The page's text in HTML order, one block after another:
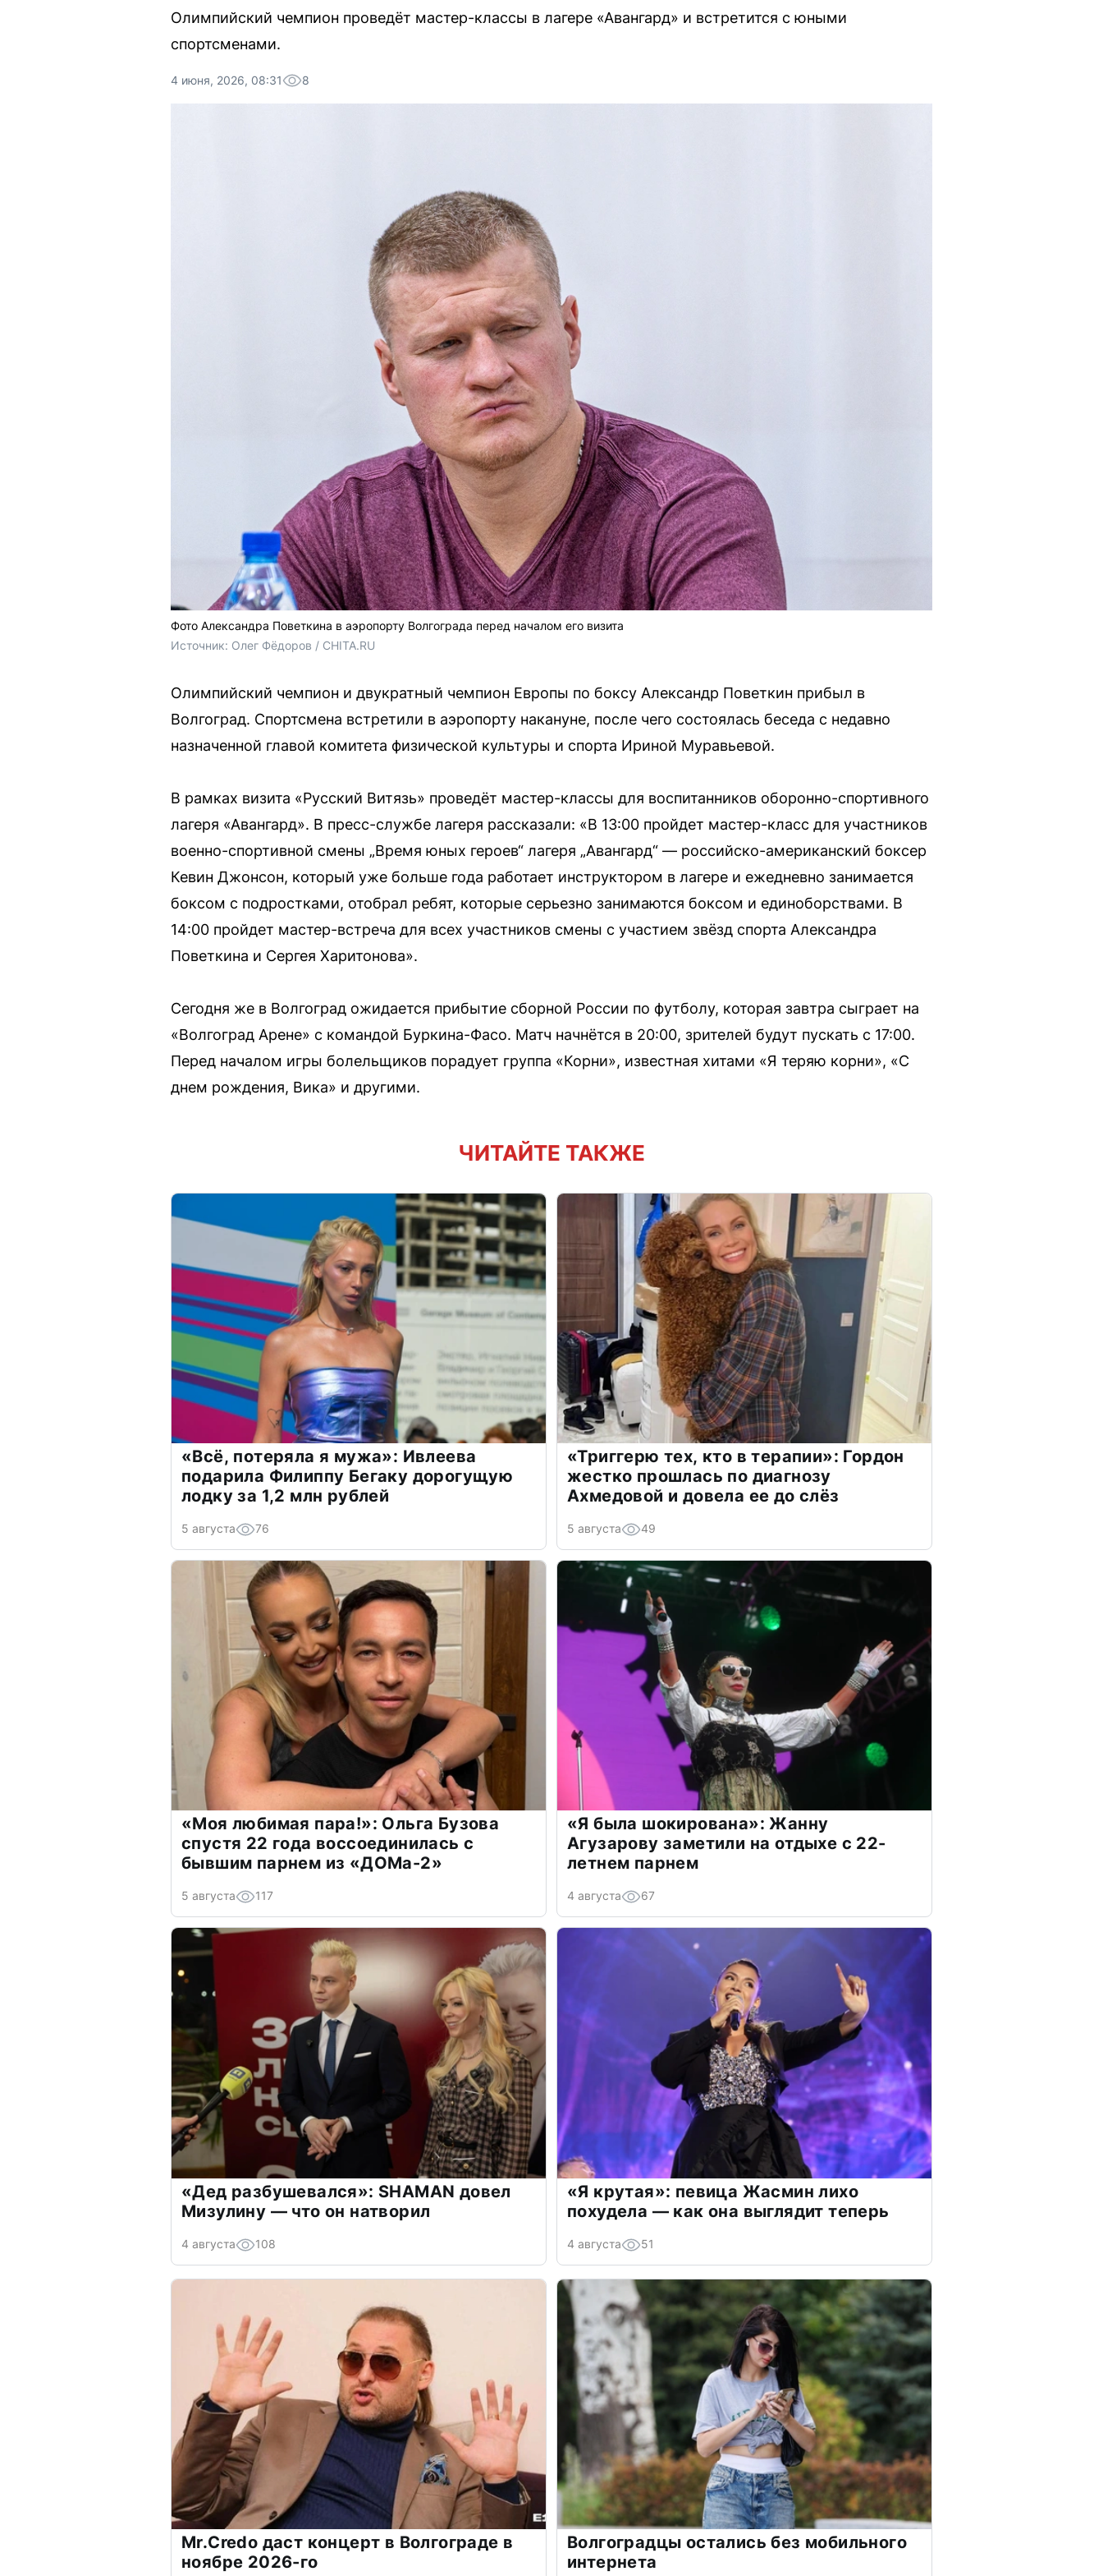
Олимпийский чемпион проведёт мастер-классы в лагере «Авангард» и встретится с юными
спортсменами.
4 июня, 2026, 08:31 8
Фото Александра Поветкина в аэропорту Волгограда перед началом его визита
Источник: Олег Фёдоров / CHITA.RU
Олимпийский чемпион и двукратный чемпион Европы по боксу Александр Поветкин прибыл в
Волгоград. Спортсмена встретили в аэропорту накануне, после чего состоялась беседа с недавно
назначенной главой комитета физической культуры и спорта Ириной Муравьевой.
В рамках визита «Русский Витязь» проведёт мастер-классы для воспитанников оборонно-спортивного
лагеря «Авангард». В пресс-службе лагеря рассказали: «В 13:00 пройдет мастер-класс для участников
военно-спортивной смены „Время юных героев“ лагеря „Авангард“ — российско-американский боксер
Кевин Джонсон, который уже больше года работает инструктором в лагере и ежедневно занимается
боксом с подростками, отобрал ребят, которые серьезно занимаются боксом и единоборствами. В
14:00 пройдет мастер-встреча для всех участников смены с участием звёзд спорта Александра
Поветкина и Сергея Харитонова».
Сегодня же в Волгоград ожидается прибытие сборной России по футболу, которая завтра сыграет на
«Волгоград Арене» с командой Буркина-Фасо. Матч начнётся в 20:00, зрителей будут пускать с 17:00.
Перед началом игры болельщиков порадует группа «Корни», известная хитами «Я теряю корни», «С
днем рождения, Вика» и другими.
ЧИТАЙТЕ ТАКЖЕ
«Всё, потеряла я мужа»: Ивлеева
подарила Филиппу Бегаку дорогущую
лодку за 1,2 млн рублей
5 августа 76
«Триггерю тех, кто в терапии»: Гордон
жестко прошлась по диагнозу
Ахмедовой и довела ее до слёз
5 августа 49
«Моя любимая пара!»: Ольга Бузова
спустя 22 года воссоединилась с
бывшим парнем из «ДОМа-2»
5 августа 117
«Я была шокирована»: Жанну
Агузарову заметили на отдыхе с 22-
летнем парнем
4 августа 67
«Дед разбушевался»: SHAMAN довел
Мизулину — что он натворил
4 августа 108
«Я крутая»: певица Жасмин лихо
похудела — как она выглядит теперь
4 августа 51
Mr.Credo даст концерт в Волгограде в
ноябре 2026-го
Волгоградцы остались без мобильного
интернета